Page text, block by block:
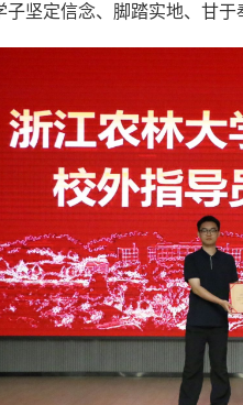
坚定信念、脚踏实地、甘于